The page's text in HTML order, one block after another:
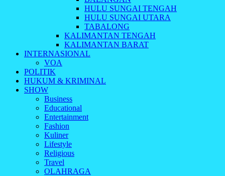
HULU SUNGAI TENGAH
HULU SUNGAI UTARA
TABALONG
KALIMANTAN TENGAH
KALIMANTAN BARAT
INTERNASIONAL
VOA
POLITIK
HUKUM & KRIMINAL
SHOW
Business
Educational
Entertainment
Fashion
Kuliner
Lifestyle
Religious
Travel
OLAHRAGA